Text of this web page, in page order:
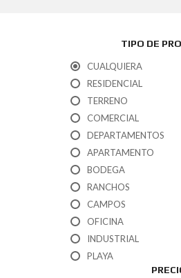
TIPO DE
CUALQUIERA
RESIDENCIAL
TERRENO
COMERCIAL
DEPARTAMENTOS
APARTAMENTO
BODEGA
RANCHOS
CAMPOS
OFICINA
INDUSTRIAL
PLAYA